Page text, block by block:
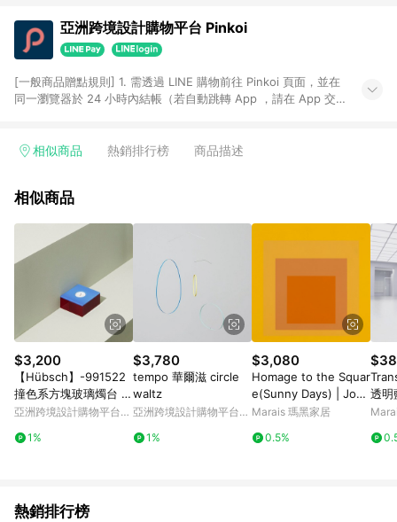
亞洲跨境設計購物平台 Pinkoi
[一般商品贈點規則] 1. 需透過 LINE 購物前往 Pinkoi 頁面，並在
同一瀏覽器於 24 小時內結帳（若自動跳轉 App ，請在 App 交
回饋訂單不得享有 Pinkoi 站方優惠，例如首購優惠，P coins，
行為，不具贈點資格，部分退款不在此限。 6. APP 請更新至
貨後 45 天後發送。 8. 群眾募資商品，禮物卡，開館保證金，補
運費，攤位費等不具贈點資格。 9. LINE 購物站上之商品規格、
顏色、價位、贈品如與 Pinkoi 商品資訊頁及購物車不符，以
Pinkoi 購物商品資訊頁及購物車標示為準。 10. 點數紅包使用規
則請以點數紅包活動說明為準。 11. 若於 LINE 購物前往 Pinkoi
頁面後才首次下載 Pinkoi APP 並完成訂單，不符合導購資格；承
上，首次下載 Pinkoi APP 後，需透過 LINE 購物前往 Pinkoi 頁
面，方享導購資格。
相似商品 熱銷排行榜 商品描述
相似商品
$3,200
【Hübsch】-991522
撞色系方塊玻璃燭台 擺
飾 紙鎮
亞洲跨境設計購物平台
1%
$3,780
tempo 華爾滋 circle
waltz
亞洲跨境設計購物平台
1%
$3,080
Homage to the Squar
e(Sunny Days) | Jose
f Albers - 銀色鋁框-中
Marais 瑪黑家居
0.5%
透明
熱銷排行榜